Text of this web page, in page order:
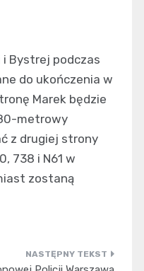
Bystrej podczas
do ukończenia w
Marek będzie
metrowy
z drugiej strony
738 i N61 w
zostaną